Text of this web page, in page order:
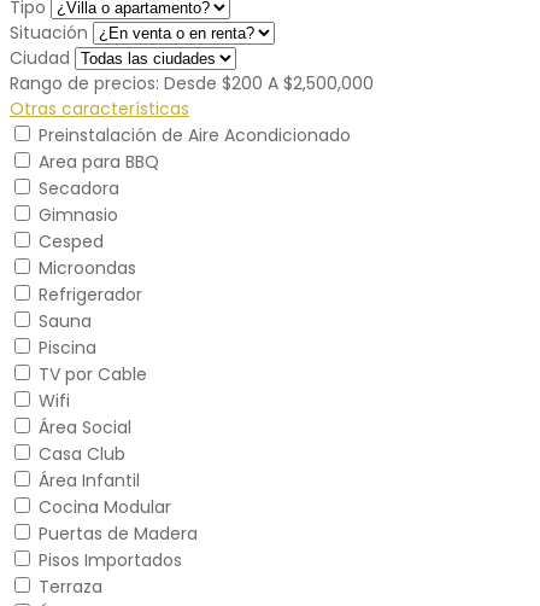
Tipo
Situación
Ciudad
Rango de precios: Desde $200 A $2,500,000
Otras características
Preinstalación de Aire Acondicionado
Area para BBQ
Secadora
Gimnasio
Cesped
Microondas
Refrigerador
Sauna
Piscina
TV por Cable
Wifi
Área Social
Casa Club
Área Infantil
Cocina Modular
Puertas de Madera
Pisos Importados
Terraza